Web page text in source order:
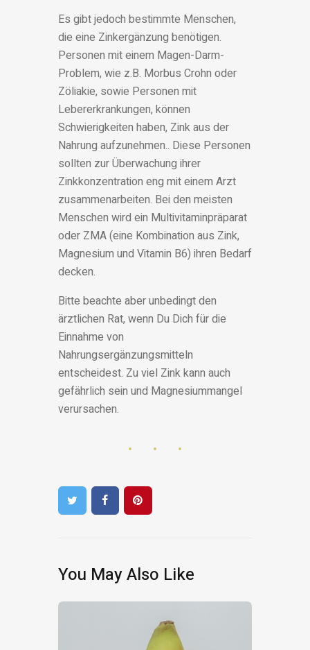
Es gibt jedoch bestimmte Menschen,
die eine Zinkergänzung benötigen.
Personen mit einem Magen-Darm-
Problem, wie z.B. Morbus Crohn oder
Zöliakie, sowie Personen mit
Lebererkrankungen, können
Schwierigkeiten haben, Zink aus der
Nahrung aufzunehmen.. Diese Personen
sollten zur Überwachung ihrer
Zinkkonzentration eng mit einem Arzt
zusammenarbeiten. Bei den meisten
Menschen wird ein Multivitaminpräparat
oder ZMA (eine Kombination aus Zink,
Magnesium und Vitamin B6) ihren Bedarf
decken.
Bitte beachte aber unbedingt den
ärztlichen Rat, wenn Du Dich für die
Einnahme von
Nahrungsergänzungsmitteln
entscheidest. Zu viel Zink kann auch
gefährlich sein und Magnesiummangel
verursachen.
You May Also Like